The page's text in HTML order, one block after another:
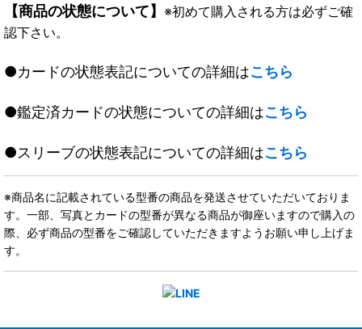
【商品の状態について】 ※初めて購入される方は必ずご確
認下さい。
●カードの状態表記についての詳細はこちら
●鑑定済カードの状態についての詳細はこちら
●スリーブの状態表記についての詳細はこちら
※商品名に記載されている型番の商品を発送させていただいておりま
す。一部、写真とカードの型番が異なる商品が御座いますので購入の
際、必ず商品の型番をご確認していただきますようお願い申し上げま
す。